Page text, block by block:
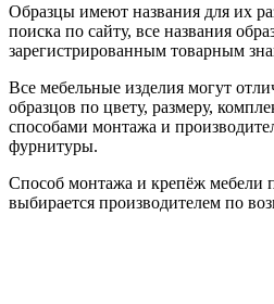
Образцы имеют названия для их
поиска по сайту, все названия
зарегистрированным товарным
Все мебельные изделия могут
образцов по цвету, размеру,
способами монтажа и
фурнитуры.
Способ монтажа и крепёж мебели
выбирается производителем по